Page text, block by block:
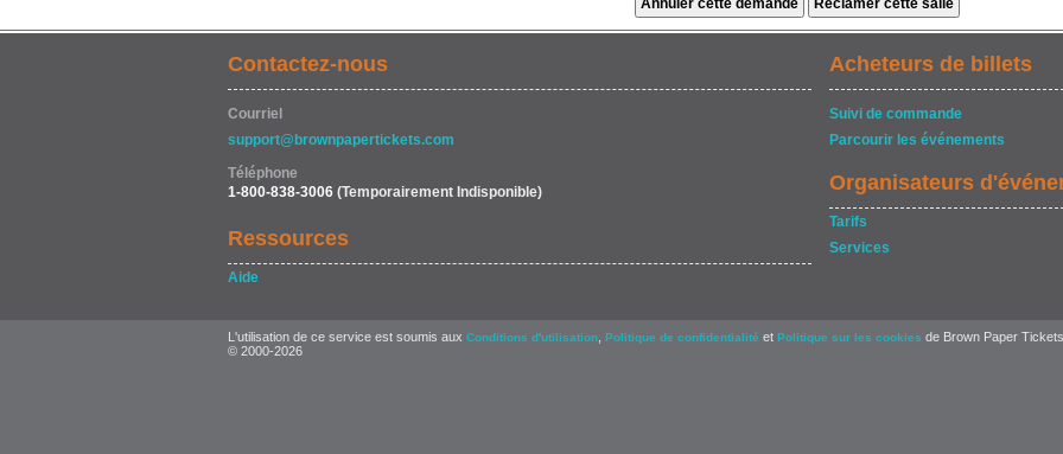
Contactez-nous
Courriel
support@brownpapertickets.com
Téléphone
1-800-838-3006 (Temporairement Indisponible)
Ressources
Aide
Acheteurs de billets
Suivi de commande
Parcourir les événements
Organisateurs
Tarifs
Services
L'utilisation de ce service est soumis aux Conditions d'utilisation Politique de confidentialité et Politique sur les cookies de Brown Paper
© 2000-2026